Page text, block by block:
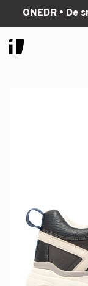
ONEDR • De